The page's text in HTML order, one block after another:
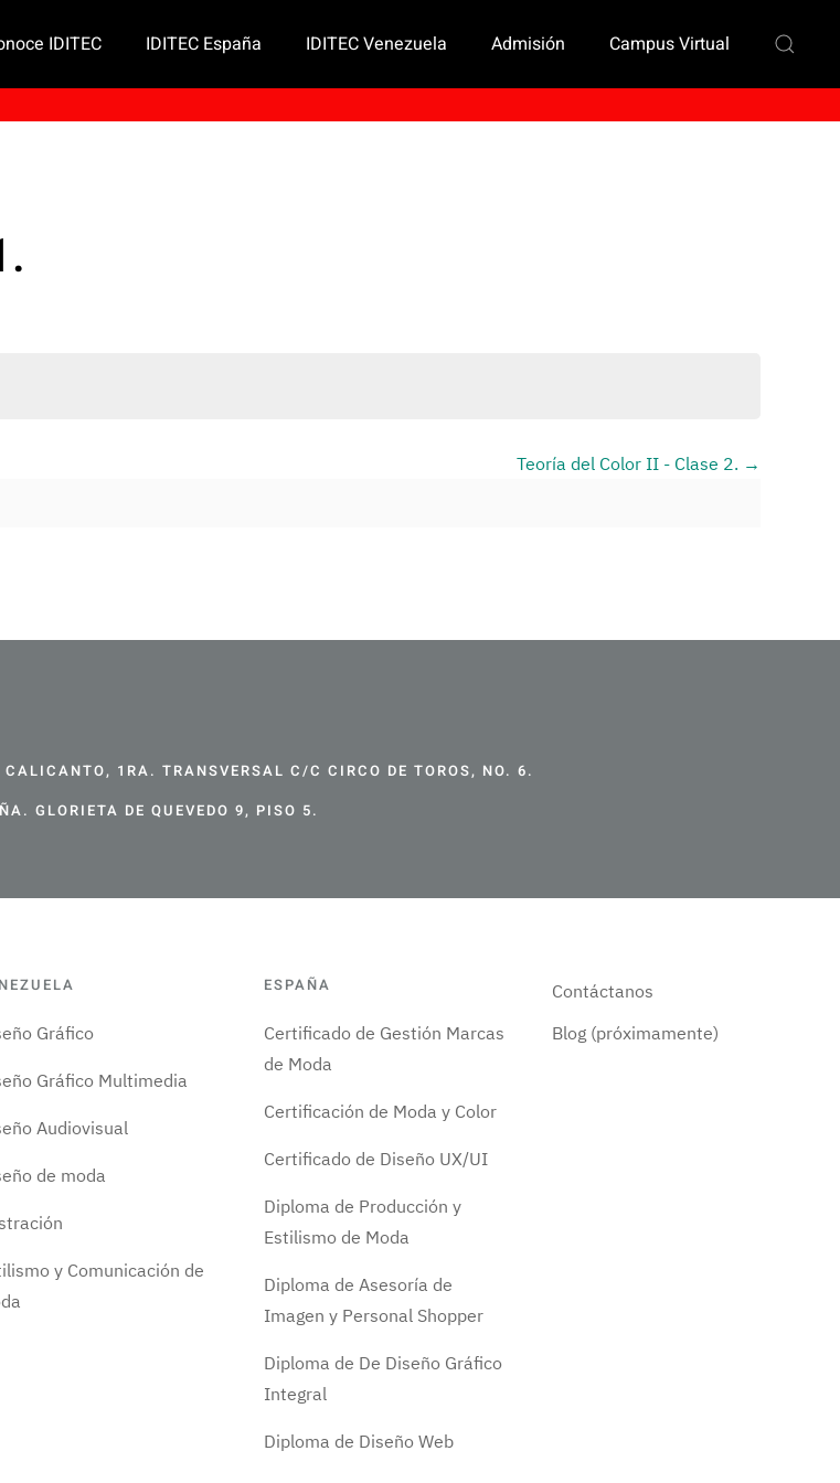
IDITEC IDITEC España IDITEC Venezuela Admisión Campus Virtual
Teoría del Color II - Clase 2.
1RA. TRANSVERSAL C/C CIRCO DE TOROS, NO. 6.
GLORIETA DE QUEVEDO 9, PISO 5.
Gráfico
Gráfico Multimedia
Audiovisual
de moda
y Comunicación de
ESPAÑA
Certificado de Gestión Marcas
de Moda
Certificación de Moda y Color
Certificado de Diseño UX/UI
Diploma de Producción y
Estilismo de Moda
Diploma de Asesoría de
Imagen y Personal Shopper
Diploma de De Diseño Gráfico
Integral
Diploma de Diseño Web
Contáctanos
Blog (próximamente)